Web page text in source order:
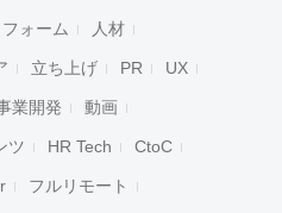
ォーム 人材
立ち上げ PR UX
業開発 動画
ツ HR Tech CtoC
フルリモート